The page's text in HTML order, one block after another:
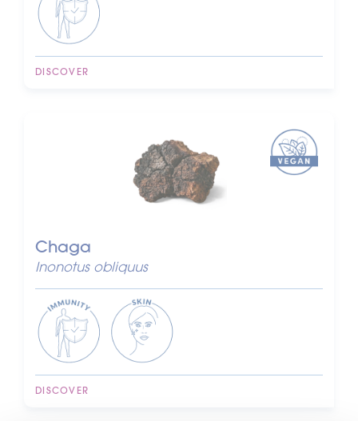
DISCOVER
Chaga
Inonotus obliquus
DISCOVER